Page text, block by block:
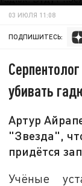
03 ИЮЛЯ 11:08
ПОДПИШИТЕСЬ:
убивать
Артур
"Звезда",
придётся
Учёные